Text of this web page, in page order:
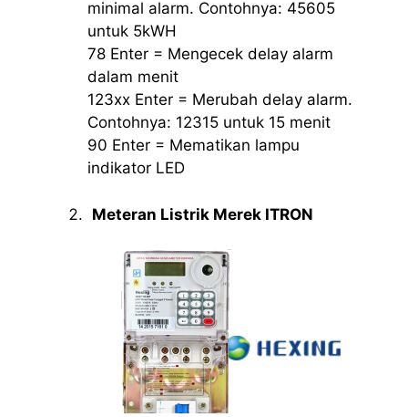
minimal alarm. Contohnya: 45605
untuk 5kWH
78 Enter = Mengecek delay alarm
dalam menit
123xx Enter = Merubah delay alarm.
Contohnya: 12315 untuk 15 menit
90 Enter = Mematikan lampu
indikator LED
Meteran Listrik Merek ITRON